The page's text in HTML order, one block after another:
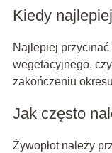
Kiedy
Najlepiej przycinać
wegetacyjnego,
zakończeniu
Jak często
Żywopłot należy